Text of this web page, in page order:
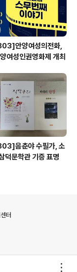
안양여성의전화,
여성인권영화제 개최
음춘야 수필가, 소
덕문학관 기증 표명
터